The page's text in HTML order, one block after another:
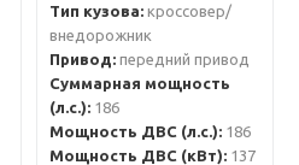
Тип кузова:кроссовер/
внедорожник
Привод:передний привод
Суммарная мощность
(л.с.):186
Мощность ДВС (л.с.):186
Мощность ДВС (кВт):137